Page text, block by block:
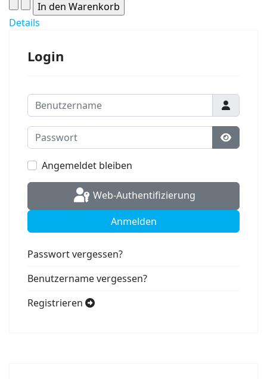
Details
Login
Benutzername
Passwort
Angemeldet bleiben
Web-Authentifizierung
Anmelden
Passwort vergessen?
Benutzername vergessen?
Registrieren